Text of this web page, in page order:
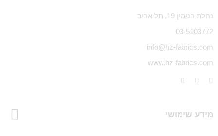
נחלת בנימין 19, תל אביב
03-5103772
info@hz-fabrics.com
www.hz-fabrics.com
מידע שימושי